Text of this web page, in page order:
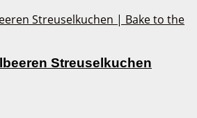
Streuselkuchen